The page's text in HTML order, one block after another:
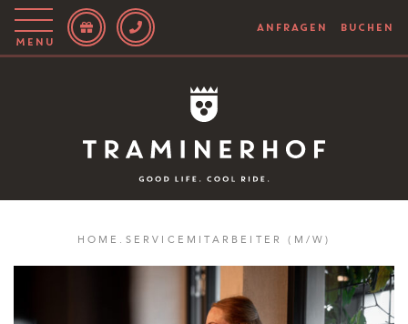
Story
Hotel
Rooms
Bike
Aktiv
Magazin
Menu
ANFRAGEN BUCHEN
HOME . SERVICEMITARBEITER (M/W)